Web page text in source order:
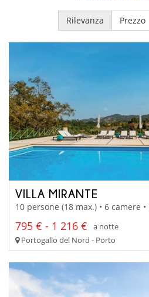
Rilevanza Prezzo
VILLA MIRANTE
10 persone (18 max.) • 6 camere
795 € - 1 216 €
a notte
Portogallo del Nord - Porto